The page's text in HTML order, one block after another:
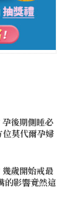
後期側睡必
莫代爾孕婦
歲開始戒最
的影響竟然這